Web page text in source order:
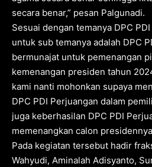
secara benar,” pesan Palgunadi.
Sesuai dengan temanya DPC
untuk sub temanya adalah DPC
bermunajat untuk pemenangan
kemenangan presiden tahun
kami nanti mohonkan supaya
DPC PDI Perjuangan dalam
juga keberhasilan DPC PDI
memenangkan calon
Pada kegiatan tersebut hadir
Wahyudi, Aminalah Adisyanto,